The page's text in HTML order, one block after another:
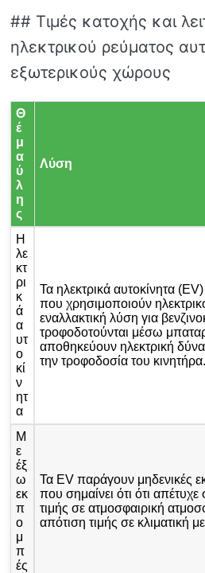
## Τιμές κατοχής και
ηλεκτρικού ρεύματος
εξωτερικούς χώρους
Θ
έ
μ
α
ύ
λ
η
ς
Λύση
Η
λε
κτ
ρι
κ
ά
α
υτ
ο
κί
ν
ητ
α
Τα ηλεκτρικά αυτοκίνητα
που χρησιμοποιούν
εναλλακτική λύση για
τροφοδοτούνται μέσω
αποθηκεύουν ηλεκτρική
την τροφοδοσία του κινητήρα.
Μ
ε
έξ
ω
εκ
π
ο
μ
π
ές
Τα EV παράγουν μηδενικές
που σημαίνει ότι ότι
τιμής σε ατμοσφαιρική
απότιση τιμής σε κλιματική